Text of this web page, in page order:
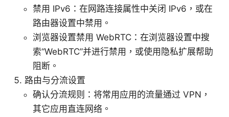
禁用 IPv6：在网路连接属性中关闭 IPv6，或在
路由器设置中禁用。
浏览器设置禁用 WebRTC：在浏览器设置中搜
索“WebRTC”并进行禁用，或使用隐私扩展帮助
阻断。
路由与分流设置
确认分流规则：将常用应用的流量通过 VPN，
其它应用直连网络。